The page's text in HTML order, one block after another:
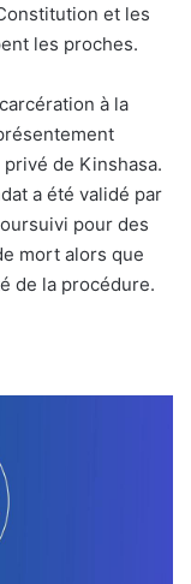
et les
les proches.
à la
de Kinshasa.
a été validé par
pour des
mort alors que
de la procédure.